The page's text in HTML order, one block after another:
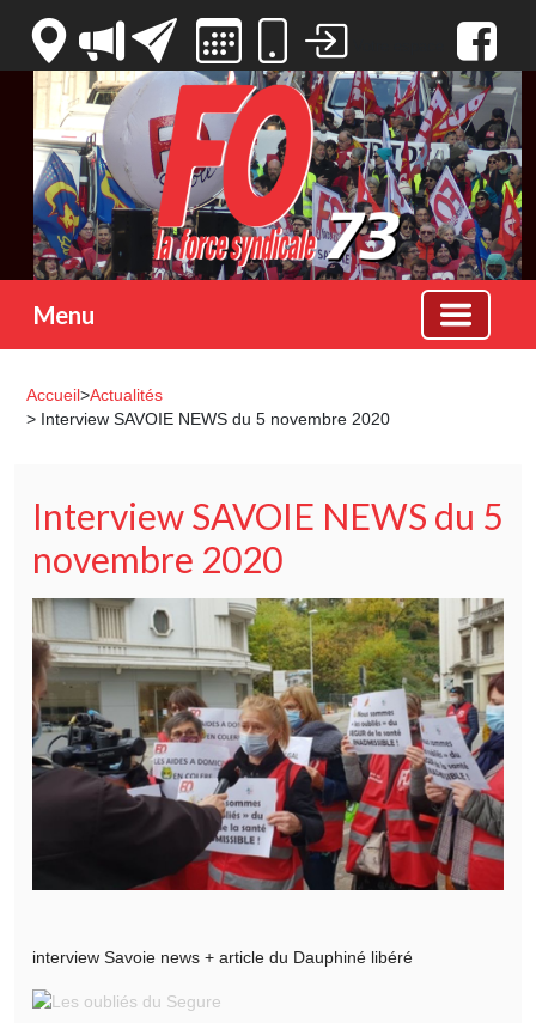
Menu
Accueil>Actualités
> Interview SAVOIE NEWS du 5 novembre 2020
Interview SAVOIE NEWS du 5
novembre 2020
interview Savoie news + article du Dauphiné libéré